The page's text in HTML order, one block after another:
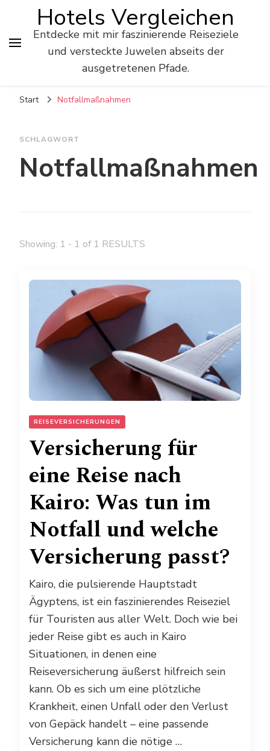
Hotels Vergleichen
Entdecke mit mir faszinierende Reiseziele
und versteckte Juwelen abseits der
ausgetretenen Pfade.
Start Notfallmaßnahmen
SCHLAGWORT
Notfallmaßnahmen
Showing: 1 - 1 of 1 RESULTS
REISEVERSICHERUNGEN
Versicherung für
eine Reise nach
Kairo: Was tun im
Notfall und welche
Versicherung passt?
Kairo, die pulsierende Hauptstadt
Ägyptens, ist ein faszinierendes Reiseziel
für Touristen aus aller Welt. Doch wie bei
jeder Reise gibt es auch in Kairo
Situationen, in denen eine
Reiseversicherung äußerst hilfreich sein
kann. Ob es sich um eine plötzliche
Krankheit, einen Unfall oder den Verlust
von Gepäck handelt – eine passende
Versicherung kann die nötige …